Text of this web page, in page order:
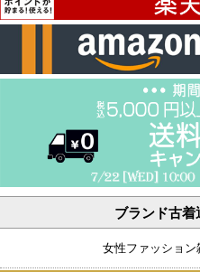
ブランド古
女性ファッショ